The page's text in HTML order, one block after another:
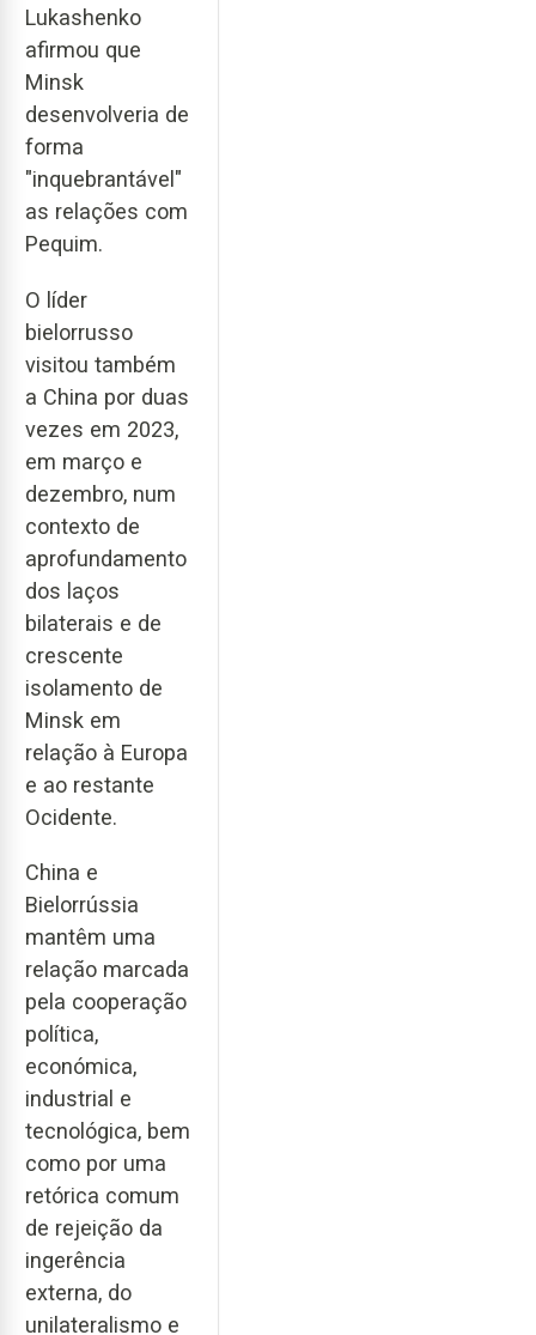
Lukashenko
afirmou que
Minsk
desenvolveria de
forma
"inquebrantável"
as relações com
Pequim.
O líder
bielorrusso
visitou também
a China por duas
vezes em 2023,
em março e
dezembro, num
contexto de
aprofundamento
dos laços
bilaterais e de
crescente
isolamento de
Minsk em
relação à Europa
e ao restante
Ocidente.
China e
Bielorrússia
mantêm uma
relação marcada
pela cooperação
política,
económica,
industrial e
tecnológica, bem
como por uma
retórica comum
de rejeição da
ingerência
externa, do
unilateralismo e